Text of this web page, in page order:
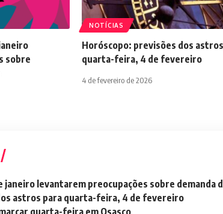
sobre
NOTÍCIAS
Horóscopo: previsões dos
quarta-feira, 4 de fevereiro
4 de fevereiro de 2026
janeiro levantarem preocupações sobre demanda
astros para quarta-feira, 4 de fevereiro